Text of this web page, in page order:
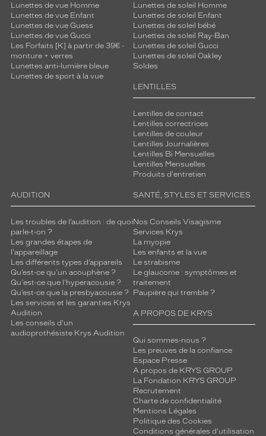
Lunettes de vue Homme
Lunettes de vue Enfant
Lunettes de vue Guess
Lunettes de vue Gucci
Les Forfaits [K] à partir de 39€ -
monture + verres
Lunettes anti-lumière bleue
Lunettes de sport à la vue
Lunettes de soleil Homme
Lunettes de soleil Enfant
Lunettes de soleil bébé
Lunettes de soleil Ray-Ban
Lunettes de soleil Gucci
Lunettes de soleil Oakley
Soldes
LENTILLES
Lentilles de contact
Lentilles correctrices
Lentilles de couleur
Lentilles Journalières
Lentilles Bi Mensuelles
Lentilles Mensuelles
Produits d'entretien
AUDITION
Les troubles de l’audition : de quoi
parle-t-on ?
Les grandes étapes de
l'appareillage
Les différents types d’appareils
Qu’est-ce qu'un acouphène ?
Qu'est-ce que l'hyperacousie ?
Qu’est-ce que la presbyacousie ?
Les services et les garanties Krys
Audition
Les conseils d'un
audioprothésiste Krys Audition
SANTÉ, STYLES ET SERVICES
Nos Conseils Visagisme
Services Krys
La myopie
Les enfants et la vue
Le strabisme
Le glaucome : symptômes et
traitement
Paupière qui tremble ?
A PROPOS DE KRYS
Qui sommes-nous ?
Les preuves de la confiance
Espace Presse
A propos de KRYS GROUP
La Fondation KRYS GROUP
Recrutement
Charte de confidentialité
Mentions Légales
Politique des Cookies
Conditions générales d'utilisation